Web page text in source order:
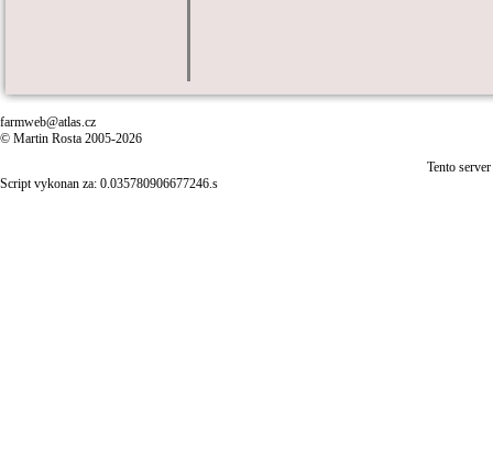
farmweb@atlas.cz
© Martin Rosta 2005-2026
Tento
Script vykonan za: 0.035780906677246.s